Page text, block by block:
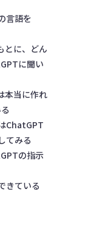
言語を
とに、どん
に聞い
本当に作れ
ChatGPT
てみる
の指示
きている